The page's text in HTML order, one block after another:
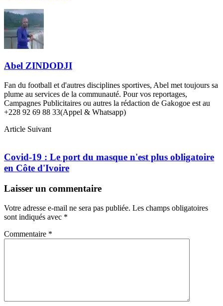
Abel ZINDODJI
Fan du football et d'autres disciplines sportives, Abel met toujours sa
plume au services de la communauté. Pour vos reportages,
Campagnes Publicitaires ou autres la rédaction de Gakogoe est au
+228 92 69 88 33(Appel & Whatsapp)
Article Suivant
Covid-19 : Le port du masque n'est plus obligatoire
en Côte d'Ivoire
Laisser un commentaire
Votre adresse e-mail ne sera pas publiée. Les champs obligatoires
sont indiqués avec *
Commentaire *